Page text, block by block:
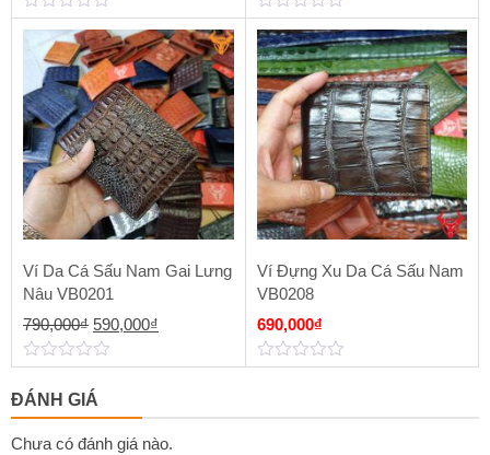
0
of
0
out
of
5
Ví Da Cá Sấu Nam Gai Lưng
Nâu VB0201
790,000₫ Giá
gốc
790,000₫.
590,000₫
590,000₫.
0
out
of
5
Ví Đựng Xu Da Cá Sấu Nam
VB0208
690,000₫
0
5
ĐÁNH GIÁ
Chưa có đánh giá nào.